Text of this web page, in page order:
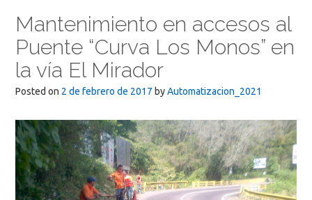
Mantenimiento en accesos al
Puente “Curva Los Monos” en
la vía El Mirador
Posted on 2 de febrero de 2017 byAutomatizacion_2021